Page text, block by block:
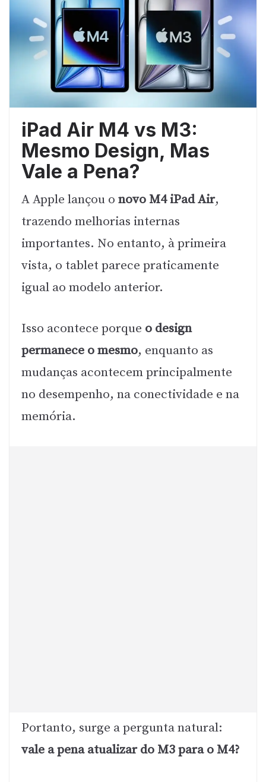
iPad Air M4 vs M3:
Mesmo Design, Mas
Vale a Pena?
A Apple lançou o novo M4 iPad Air,
trazendo melhorias internas
importantes. No entanto, à primeira
vista, o tablet parece praticamente
igual ao modelo anterior.
Isso acontece porque o design
permanece o mesmo, enquanto as
mudanças acontecem principalmente
no desempenho, na conectividade e na
memória.
Portanto, surge a pergunta natural:
vale a pena atualizar do M3 para o M4?